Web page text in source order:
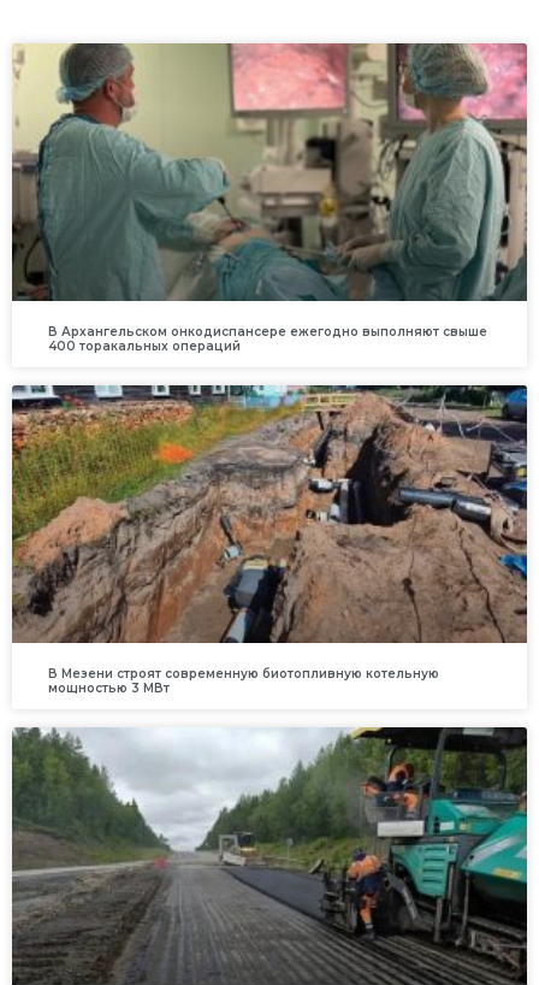
В Архангельском онкодиспансере ежегодно выполняют свыше
400 торакальных операций
В Мезени строят современную биотопливную котельную
мощностью 3 МВт